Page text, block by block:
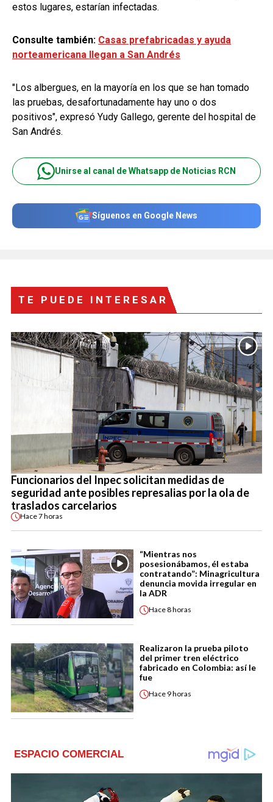
estos lugares, estarían infectadas.
Consulte también: Casas prefabricadas y ayuda
norteamericana llegan a San Andrés
"Los albergues, en la mayoría en los que se han tomado
las pruebas, desafortunadamente hay uno o dos
positivos", expresó Yudy Gallego, gerente del hospital de
San Andrés.
Unirse al canal de Whatsapp de Noticias RCN
Síguenos en Google News
TE PUEDE INTERESAR
Funcionarios del Inpec solicitan medidas de
seguridad ante posibles represalias por la ola de
traslados carcelarios
Hace7 horas
“Mientras nos
posesionábamos, él estaba
contratando”: Minagricultura
denuncia movida irregular en
la ADR
Hace8 horas
Realizaron la prueba piloto
del primer tren eléctrico
fabricado en Colombia: así le
fue
Hace 9 horas